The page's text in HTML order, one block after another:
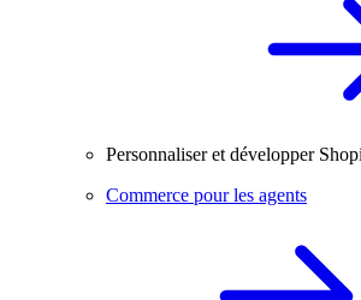
Personnaliser et développer
Commerce pour les agents